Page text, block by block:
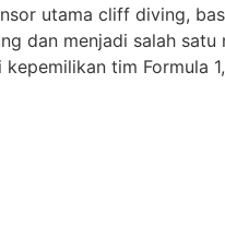
utama cliff diving,
dan menjadi salah
tim Formula